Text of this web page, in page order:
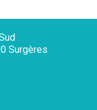
Surgères